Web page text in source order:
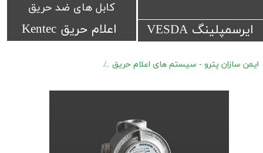
اعلام حریق Kentec ایرسمپلینگ VESDA
کابل های ضد حریق
ایمن سازان پترو - سیستم های اعلام حریق